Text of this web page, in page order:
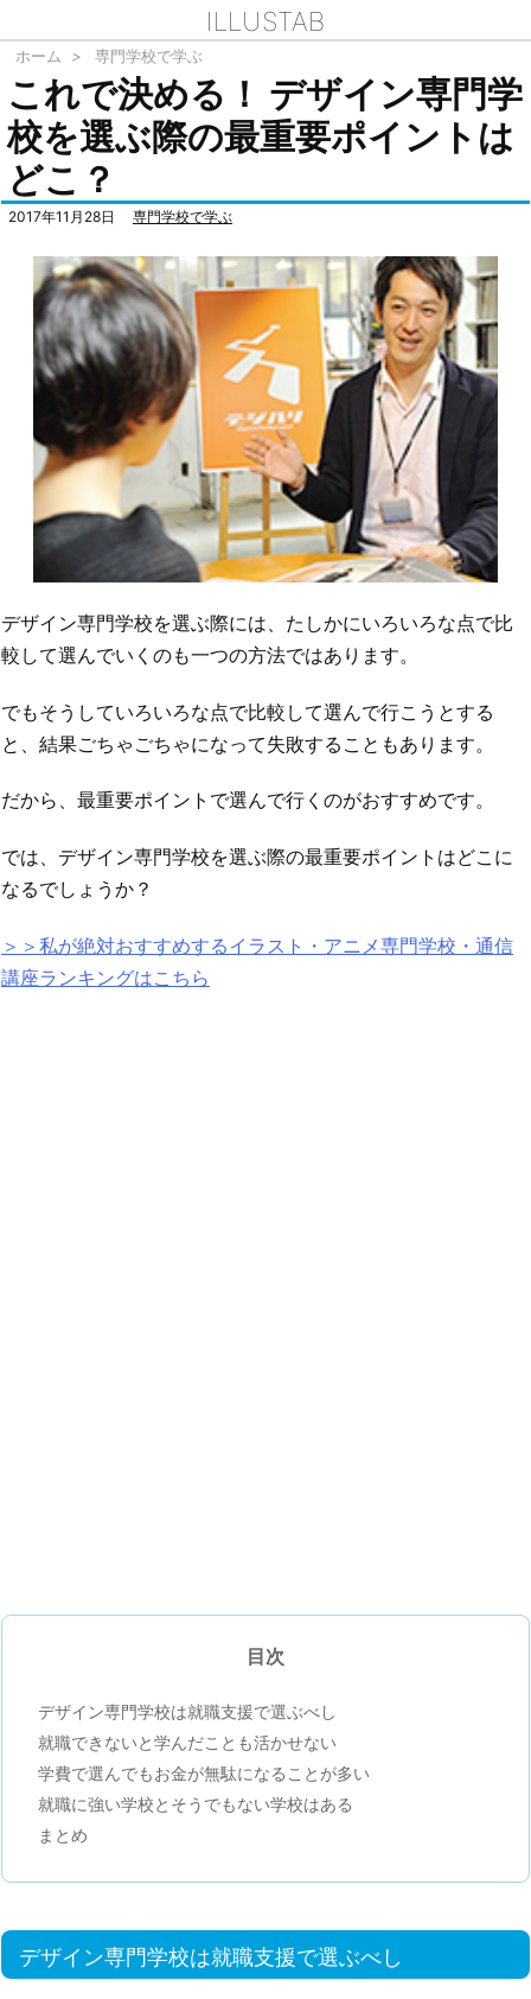
ILLUSTAB
ホーム > 専門学校で学ぶ
これで決める！ デザイン専門学
校を選ぶ際の最重要ポイントは
どこ？
2017年11月28日 専門学校で学ぶ
デザイン専門学校を選ぶ際には、たしかにいろいろな点で比
較して選んでいくのも一つの方法ではあります。
でもそうしていろいろな点で比較して選んで行こうとする
と、結果ごちゃごちゃになって失敗することもあります。
だから、最重要ポイントで選んで行くのがおすすめです。
では、デザイン専門学校を選ぶ際の最重要ポイントはどこに
なるでしょうか？
＞＞私が絶対おすすめするイラスト・アニメ専門学校・通信
講座ランキングはこちら
目次
デザイン専門学校は就職支援で選ぶべし
就職できないと学んだことも活かせない
学費で選んでもお金が無駄になることが多い
就職に強い学校とそうでもない学校はある
まとめ
デザイン専門学校は就職支援で選ぶべし